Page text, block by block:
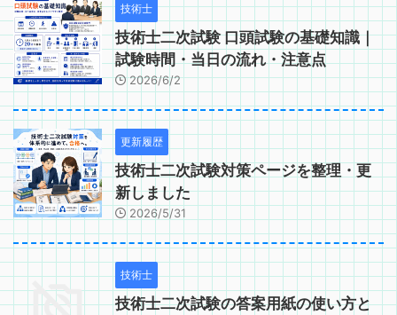
技術士
技術士二次試験 口頭試験の基礎知識｜
試験時間・当日の流れ・注意点
2026/6/2
更新履歴
技術士二次試験対策ページを整理・更
新しました
2026/5/31
技術士
技術士二次試験の答案用紙の使い方と